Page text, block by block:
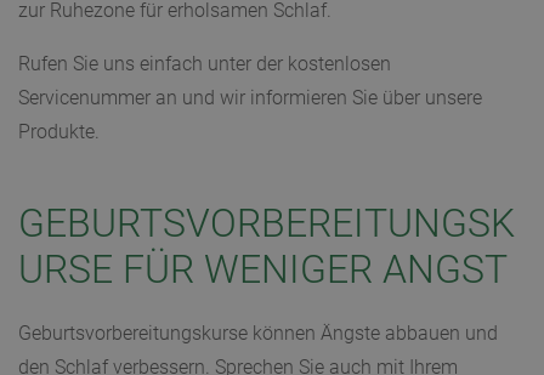
zur Ruhezone für erholsamen Schlaf.
Rufen Sie uns einfach unter der kostenlosen
Servicenummer an und wir informieren Sie über unsere
Produkte.
GEBURTSVORBEREITUNGSK
URSE FÜR WENIGER ANGST
Geburtsvorbereitungskurse können Ängste abbauen und
den Schlaf verbessern. Sprechen Sie auch mit Ihrem